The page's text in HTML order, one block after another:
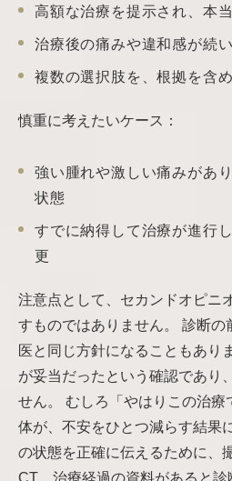
高額な治療を提示され、本
治療後の痛みや違和感が続
複数の選択肢を、根拠を含
慎重に考えたいケース：
強い腫れや激しい痛みがあ
状態
すでに納得して治療が進行
更
注意点として、セカンドオピニ
すものではありません。 診断の
医と同じ方針になることもあり
が妥当だったという確認であり
せん。 むしろ「やはりこの治療
体が、不安をひとつ減らす結果
の状態を正確に伝えるために、
CT、治療経過の資料があると診